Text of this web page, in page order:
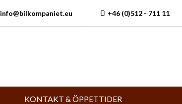
info@bilkompaniet.eu +46 (0)512 - 711 11
KONTAKT & ÖPPETTIDER